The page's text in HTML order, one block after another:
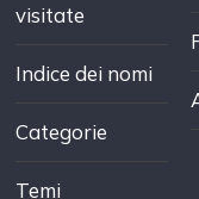
visitate
Indice dei nomi
Categorie
Temi